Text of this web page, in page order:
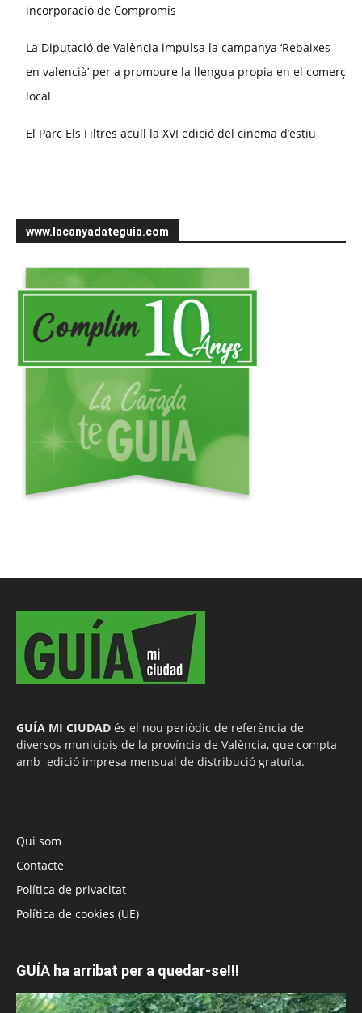
incorporació de Compromís
La Diputació de València impulsa la campanya ‘Rebaixes
en valencià’ per a promoure la llengua propia en el comerç
local
El Parc Els Filtres acull la XVI edició del cinema d’estiu
www.lacanyadateguia.com
GUÍA MI CIUDAD és el nou periòdic de referència de
diversos municipis de la província de València, que compta
amb edició impresa mensual de distribució gratuïta.
Qui som
Contacte
Política de privacitat
Política de cookies (UE)
GUÍA ha arribat per a quedar-se!!!
Reproductor